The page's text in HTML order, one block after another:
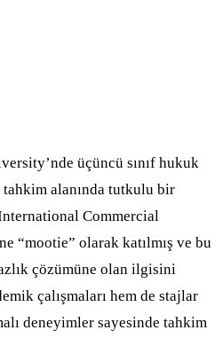
üçüncü sınıf hukuk
alanında tutkulu bir
Commercial
“mootie” olarak katılmış ve bu
çözümüne olan ilgisini
çalışmaları hem de stajlar
deneyimler sayesinde tahkim